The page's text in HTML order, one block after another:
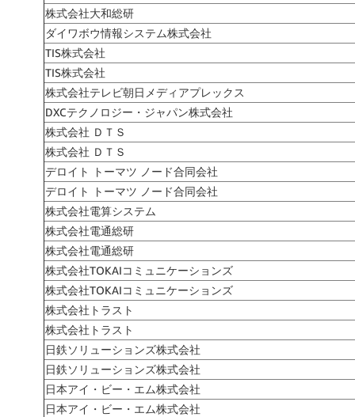
株式会社大和総研
ダイワボウ情報システム株式会社
TIS株式会社
TIS株式会社
株式会社テレビ朝日メディアプレックス
DXCテクノロジー・ジャパン株式会社
株式会社 ＤＴＳ
株式会社 ＤＴＳ
デロイト トーマツ ノード合同会社
デロイト トーマツ ノード合同会社
株式会社電算システム
株式会社電通総研
株式会社電通総研
株式会社TOKAIコミュニケーションズ
株式会社TOKAIコミュニケーションズ
株式会社トラスト
株式会社トラスト
日鉄ソリューションズ株式会社
日鉄ソリューションズ株式会社
日本アイ・ビー・エム株式会社
日本アイ・ビー・エム株式会社